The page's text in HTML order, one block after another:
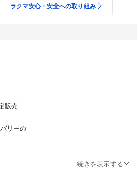
ラクマ安心・安全への取り組み
販売
リーの
なったこともあり
続きを表示する